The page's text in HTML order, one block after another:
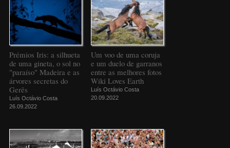
Prémios Iris: a silhueta
de uma gineta, o sol no
"paraíso" Madeira e as
árvores secretas do
Gerês
Luís Octávio Costa
26.09.2022
Um voo de uma coruja
e um duelo de garranos
entre as melhores fotos
Wiki Loves Earth
Luís Octávio Costa
20.09.2022